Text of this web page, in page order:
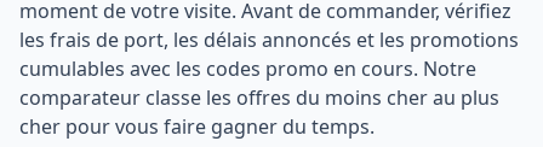
moment de votre visite. Avant de commander, vérifiez
les frais de port, les délais annoncés et les promotions
cumulables avec les codes promo en cours. Notre
comparateur classe les offres du moins cher au plus
cher pour vous faire gagner du temps.